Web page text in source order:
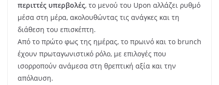
περιττές υπερβολές, το μενού του Upon αλλάζει ρυθμό
μέσα στη μέρα, ακολουθώντας τις ανάγκες και τη
διάθεση του επισκέπτη.
Από το πρώτο φως της ημέρας, το πρωινό και το brunch
έχουν πρωταγωνιστικό ρόλο, με επιλογές που
ισορροπούν ανάμεσα στη θρεπτική αξία και την
απόλαυση.